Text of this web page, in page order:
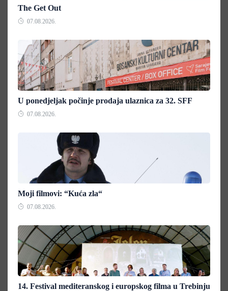
The Get Out
07.08.2026.
U ponedjeljak počinje prodaja ulaznica za 32. SFF
07.08.2026.
Moji filmovi: “Kuća zla“
07.08.2026.
14. Festival mediteranskog i europskog filma u Trebinju